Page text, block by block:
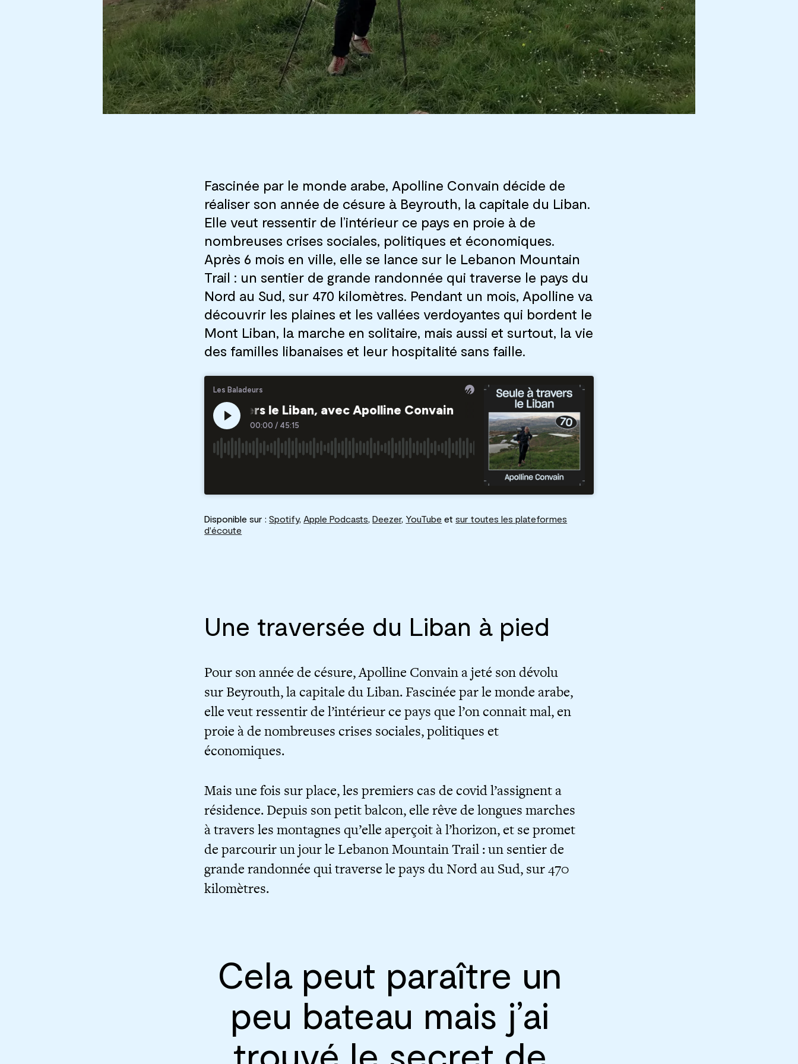
Fascinée par le monde arabe, Apolline Convain décide de
réaliser son année de césure à Beyrouth, la capitale du Liban.
Elle veut ressentir de l’intérieur ce pays en proie à de
nombreuses crises sociales, politiques et économiques.
Après 6 mois en ville, elle se lance sur le Lebanon Mountain
Trail : un sentier de grande randonnée qui traverse le pays du
Nord au Sud, sur 470 kilomètres. Pendant un mois, Apolline va
découvrir les plaines et les vallées verdoyantes qui bordent le
Mont Liban, la marche en solitaire, mais aussi et surtout, la vie
des familles libanaises et leur hospitalité sans faille.
Disponible sur :Spotify,Apple Podcasts,Deezer, YouTube etsur toutes les plateformes
d'écoute
Une traversée du Liban à pied
Pour son année de césure, Apolline Convain a jeté son dévolu
sur Beyrouth, la capitale du Liban. Fascinée par le monde arabe,
elle veut ressentir de l’intérieur ce pays que l’on connait mal, en
proie à de nombreuses crises sociales, politiques et
économiques.
Mais une fois sur place, les premiers cas de covid l’assignent a
résidence. Depuis son petit balcon, elle rêve de longues marches
à travers les montagnes qu’elle aperçoit à l’horizon, et se promet
de parcourir un jour le Lebanon Mountain Trail : un sentier de
grande randonnée qui traverse le pays du Nord au Sud, sur 470
kilomètres.
Cela peut paraître un
peu bateau mais j’ai
trouvé le secret de